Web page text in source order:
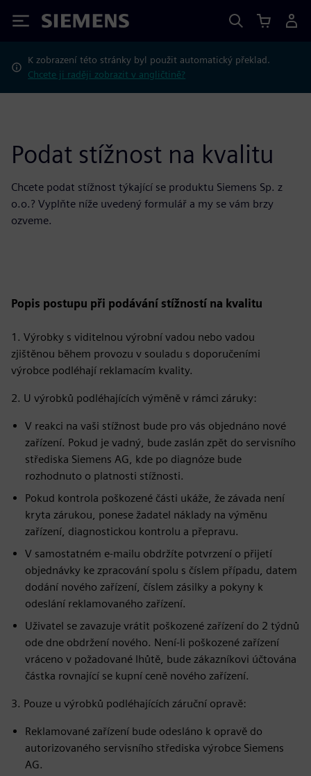
Siemens
K zobrazení této stránky byl použit automatický překlad.
Chcete ji raději zobrazit v angličtině?
Podat stížnost na kvalitu
Chcete podat stížnost týkající se produktu Siemens Sp. z
o.o.? Vyplňte níže uvedený formulář a my se vám brzy
ozveme.
Popis postupu při podávání stížností na kvalitu
1. Výrobky s viditelnou výrobní vadou nebo vadou
zjištěnou během provozu v souladu s doporučeními
výrobce podléhají reklamacím kvality.
2. U výrobků podléhajících výměně v rámci záruky:
V reakci na vaši stížnost bude pro vás objednáno nové
zařízení. Pokud je vadný, bude zaslán zpět do servisního
střediska Siemens AG, kde po diagnóze bude
rozhodnuto o platnosti stížnosti.
Pokud kontrola poškozené části ukáže, že závada není
kryta zárukou, ponese žadatel náklady na výměnu
zařízení, diagnostickou kontrolu a přepravu.
V samostatném e-mailu obdržíte potvrzení o přijetí
objednávky ke zpracování spolu s číslem případu, datem
dodání nového zařízení, číslem zásilky a pokyny k
odeslání reklamovaného zařízení.
Uživatel se zavazuje vrátit poškozené zařízení do 2 týdnů
ode dne obdržení nového. Není-li poškozené zařízení
vráceno v požadované lhůtě, bude zákazníkovi účtována
částka rovnající se kupní ceně nového zařízení.
3. Pouze u výrobků podléhajících záruční opravě:
Reklamované zařízení bude odesláno k opravě do
autorizovaného servisního střediska výrobce Siemens
AG.